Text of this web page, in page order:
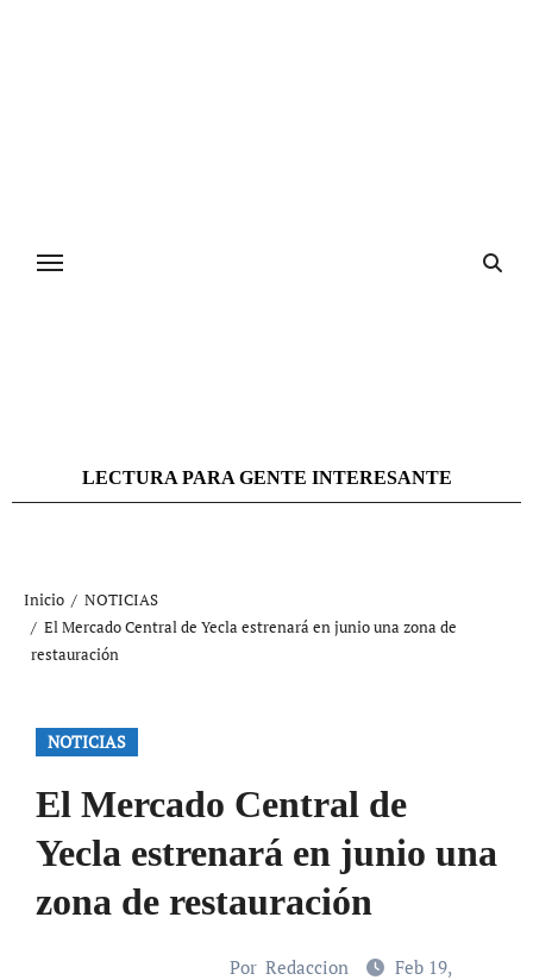
LECTURA PARA GENTE INTERESANTE
Inicio
NOTICIAS
El Mercado Central de Yecla estrenará en junio una zona de
restauración
NOTICIAS
El Mercado Central de
Yecla estrenará en junio una
zona de restauración
Por Redaccion
Feb 19,